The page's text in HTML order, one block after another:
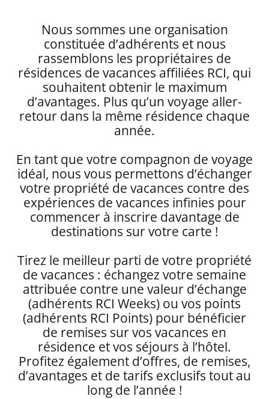
Nous sommes une organisation
constituée d’adhérents et nous
rassemblons les propriétaires de
résidences de vacances affiliées RCI, qui
souhaitent obtenir le maximum
d’avantages. Plus qu’un voyage aller-
retour dans la même résidence chaque
année.
En tant que votre compagnon de voyage
idéal, nous vous permettons d’échanger
votre propriété de vacances contre des
expériences de vacances infinies pour
commencer à inscrire davantage de
destinations sur votre carte !
Tirez le meilleur parti de votre propriété
de vacances : échangez votre semaine
attribuée contre une valeur d’échange
(adhérents RCI Weeks) ou vos points
(adhérents RCI Points) pour bénéficier
de remises sur vos vacances en
résidence et vos séjours à l’hôtel.
Profitez également d’offres, de remises,
d’avantages et de tarifs exclusifs tout au
long de l’année !